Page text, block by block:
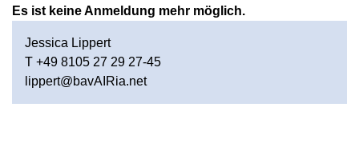
Jessica Lippert
T +49 8105 27 29 27-45
lippert@bavAIRia.net
Es ist keine Anmeldung mehr möglich.